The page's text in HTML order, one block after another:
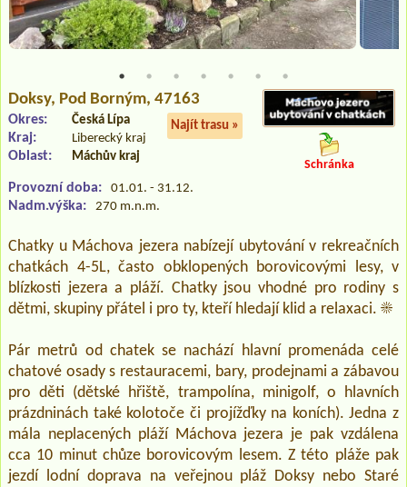
Doksy, Pod Borným, 47163
Najít trasu »
Okres: Česká Lípa
Kraj: Liberecký kraj
Oblast: Máchův kraj
Provozní doba: 01.01. - 31.12.
Nadm.výška: 270 m.n.m.
Schránka
Chatky u Máchova jezera nabízejí ubytování v rekreačních
chatkách 4-5L, často obklopených borovicovými lesy, v
blízkosti jezera a pláží. Chatky jsou vhodné pro rodiny s
dětmi, skupiny přátel i pro ty, kteří hledají klid a relaxaci. ☀️
Pár metrů od chatek se nachází hlavní promenáda celé
chatové osady s restauracemi, bary, prodejnami a zábavou
pro děti (dětské hřiště, trampolína, minigolf, o hlavních
prázdninách také kolotoče či projížďky na koních). Jedna z
mála neplacených pláží Máchova jezera je pak vzdálena
cca 10 minut chůze borovicovým lesem. Z této pláže pak
jezdí lodní doprava na veřejnou pláž Doksy nebo Staré